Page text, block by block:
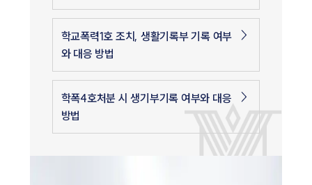
학교폭력1호 조치, 생활기록부 기록 여부
와 대응 방법
학폭4호처분 시 생기부기록 여부와 대응
방법